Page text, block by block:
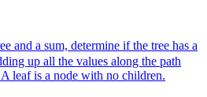
and a sum, determine if the tree has a
up all the values along the path
leaf is a node with no children.